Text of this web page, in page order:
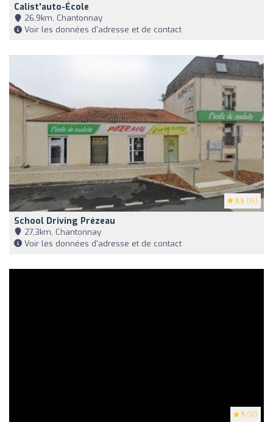
Calist'auto-École
26,9km, Chantonnay
Voir les données d'adresse et de contact
3.5 (15)
School Driving Prézeau
27,3km, Chantonnay
Voir les données d'adresse et de contact
5 (12)